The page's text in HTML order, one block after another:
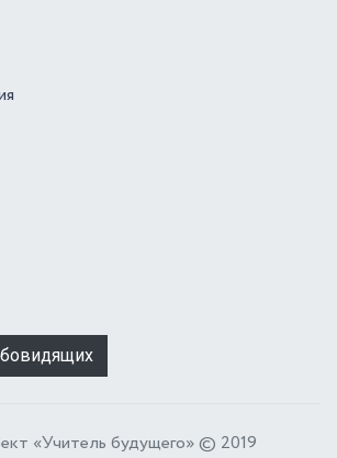
«Учитель будущего» © 2019